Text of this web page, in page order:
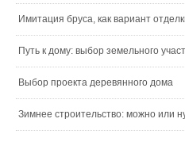
Имитация бруса, как вариант
Путь к дому: выбор земельного
Выбор проекта деревянного дома
Зимнее строительство: можно или